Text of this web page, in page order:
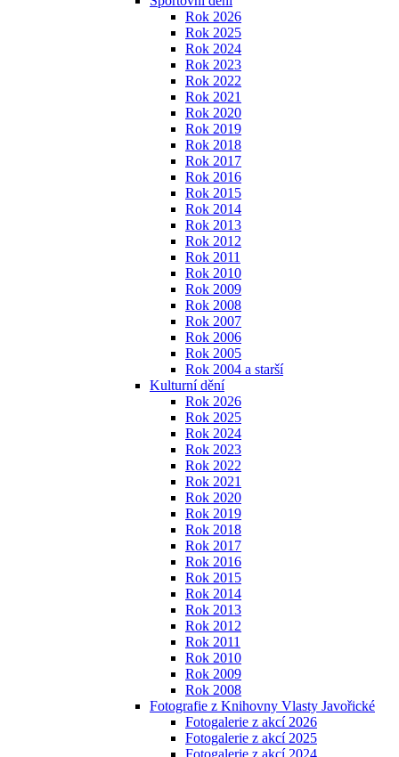
Rok 2026
Rok 2025
Rok 2024
Rok 2023
Rok 2022
Rok 2021
Rok 2020
Rok 2019
Rok 2018
Rok 2017
Rok 2016
Rok 2015
Rok 2014
Rok 2013
Rok 2012
Rok 2011
Rok 2010
Rok 2009
Rok 2008
Rok 2007
Rok 2006
Rok 2005
Rok 2004 a starší
Kulturní dění
Rok 2026
Rok 2025
Rok 2024
Rok 2023
Rok 2022
Rok 2021
Rok 2020
Rok 2019
Rok 2018
Rok 2017
Rok 2016
Rok 2015
Rok 2014
Rok 2013
Rok 2012
Rok 2011
Rok 2010
Rok 2009
Rok 2008
Fotografie z Knihovny Vlasty Javořické
Fotogalerie z akcí 2026
Fotogalerie z akcí 2025
Fotogalerie z akcí 2024